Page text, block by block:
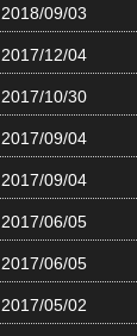
2018/09/03
2017/12/04
2017/10/30
2017/09/04
2017/09/04
2017/06/05
2017/06/05
2017/05/02